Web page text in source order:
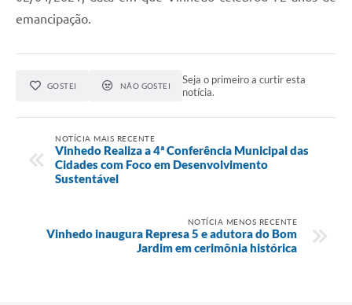
emancipação.
GOSTEI NÃO GOSTEI
Seja o primeiro a curtir esta
notícia.
NOTÍCIA MAIS RECENTE
Vinhedo Realiza a 4ª Conferência Municipal das
Cidades com Foco em Desenvolvimento
Sustentável
NOTÍCIA MENOS RECENTE
Vinhedo inaugura Represa 5 e adutora do Bom
Jardim em cerimônia histórica